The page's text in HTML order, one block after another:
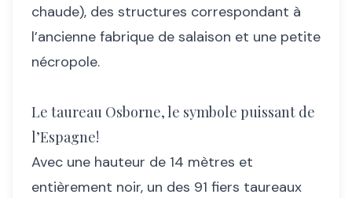
chaude), des structures correspondant à
l’ancienne fabrique de salaison et une petite
nécropole.
Le taureau Osborne, le symbole puissant de
l’Espagne!
Avec une hauteur de 14 mètres et
entièrement noir, un des 91 fiers taureaux